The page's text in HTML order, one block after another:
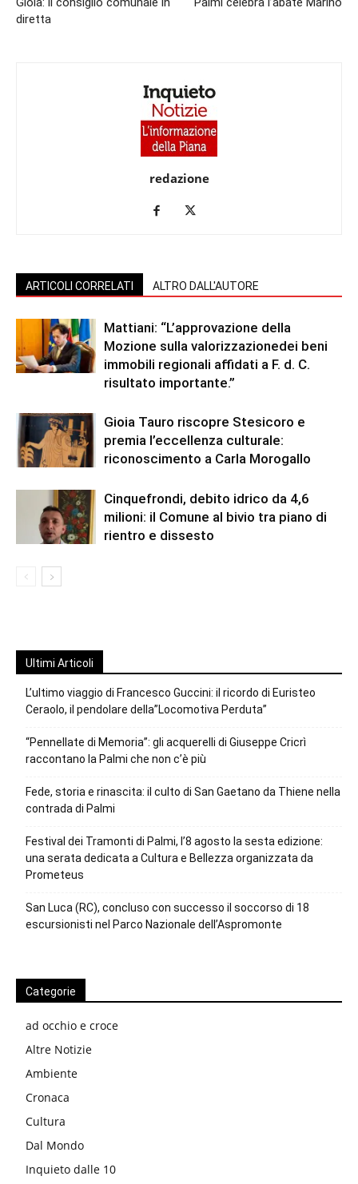
diretta
redazione
ARTICOLI CORRELATI ALTRO DALL'AUTORE
Mattiani: “L’approvazione della
Mozione sulla valorizzazionedei beni
immobili regionali affidati a F. d. C.
risultato importante.”
Gioia Tauro riscopre Stesicoro e
premia l’eccellenza culturale:
riconoscimento a Carla Morogallo
Cinquefrondi, debito idrico da 4,6
milioni: il Comune al bivio tra piano di
rientro e dissesto
Ultimi Articoli
L’ultimo viaggio di Francesco Guccini: il ricordo di Euristeo
Ceraolo, il pendolare della”Locomotiva Perduta”
“Pennellate di Memoria”: gli acquerelli di Giuseppe Cricrì
raccontano la Palmi che non c’è più
Fede, storia e rinascita: il culto di San Gaetano da Thiene nella
contrada di Palmi
Festival dei Tramonti di Palmi, l’8 agosto la sesta edizione:
una serata dedicata a Cultura e Bellezza organizzata da
Prometeus
San Luca (RC), concluso con successo il soccorso di 18
escursionisti nel Parco Nazionale dell’Aspromonte
Categorie
ad occhio e croce
Altre Notizie
Ambiente
Cronaca
Cultura
Dal Mondo
Inquieto dalle 10